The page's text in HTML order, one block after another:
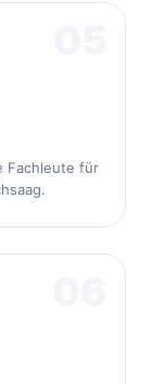
Fachleute für